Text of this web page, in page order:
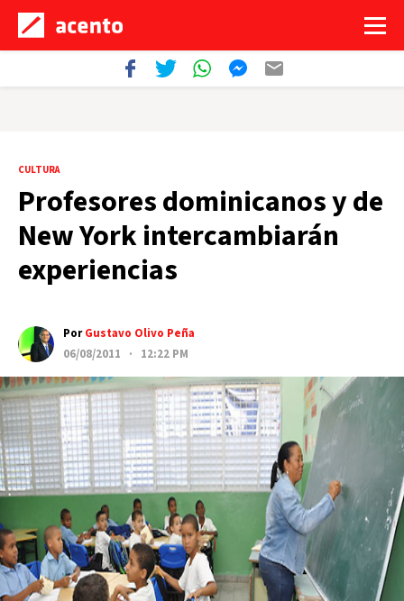
CULTURA
Profesores dominicanos y de
New York intercambiarán
experiencias
PorGustavo Olivo Peña
06/08/2011 · 12:22 PM